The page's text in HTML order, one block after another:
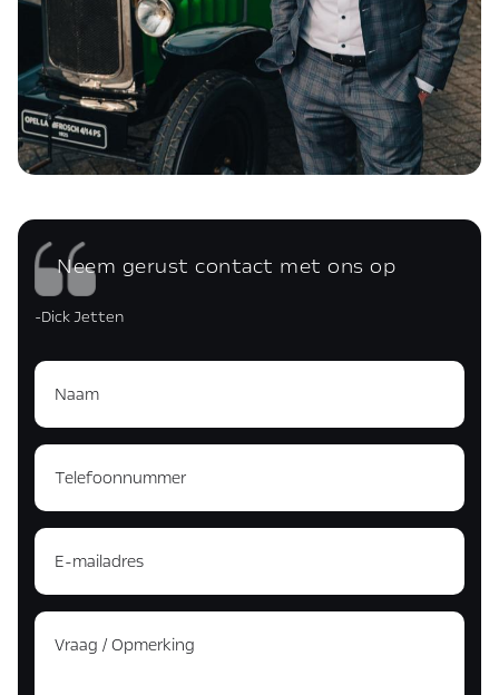
Neem gerust contact met ons op
-Dick Jetten